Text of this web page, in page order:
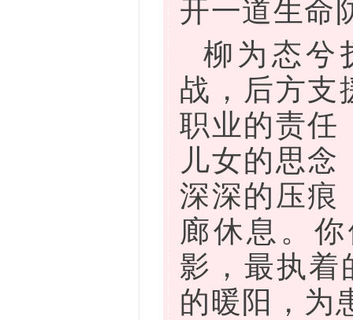
开一道生命
柳为态兮
战，后方支
职业的责任
儿女的思
深深的压痕
廊休息。
影，最执着
的暖阳，为